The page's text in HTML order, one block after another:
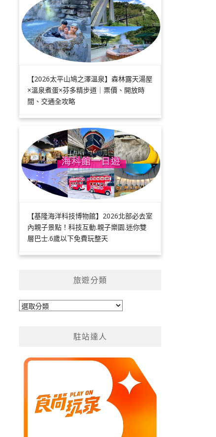
【2026太平山鳩之澤溫泉】森林露天湯屋
×溫泉煮蛋×芬多精步道｜票價、開放時
間、交通全攻略
【基隆海洋科技博物館】2026北部必去室
內親子景點！科技互動.親子樂園.迷你雙
層巴士.6歲以下免費玩整天
旅遊分類
旅
駐站達人